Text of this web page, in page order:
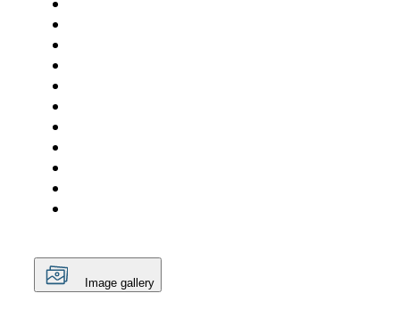
Image gallery